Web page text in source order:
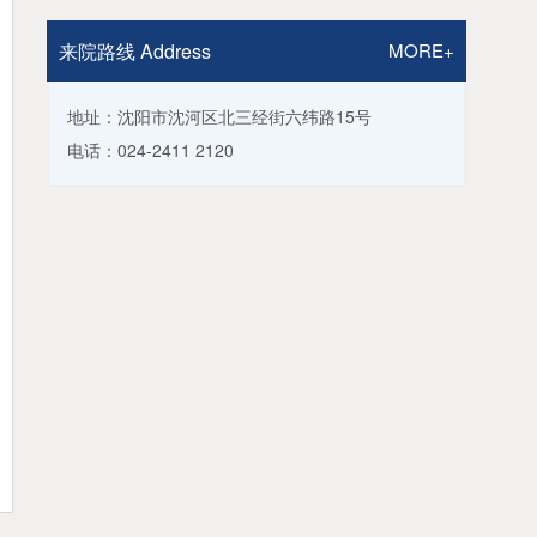
来院路线 Address MORE+
地址：沈阳市沈河区北三经街六纬路15号
电话：024-2411 2120